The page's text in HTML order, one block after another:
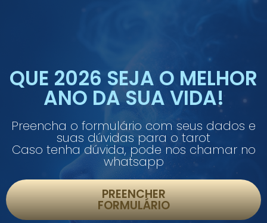
QUE 2026 SEJA O MELHOR
ANO DA SUA VIDA!
Preencha o formulário com seus dados e
suas dúvidas para o tarot
Caso tenha dúvida, pode nos chamar no
whatsapp
PREENCHER
FORMULÁRIO